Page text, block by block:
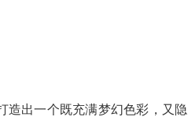
造出一个既充满梦幻色彩，又隐